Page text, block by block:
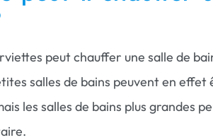
peut chauffer une salle de
salles de bains peuvent en effet
les salles de bains plus grandes